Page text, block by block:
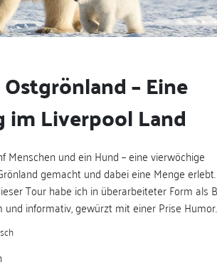
– Eine
im Liverpool Land
Menschen und ein Hund – eine vierwöchige
gemacht und dabei eine Menge
Tour habe ich in überarbeiteter Form als
informativ, gewürzt mit einer Prise Humor.